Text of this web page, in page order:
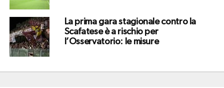
La prima gara stagionale contro la
Scafatese è a rischio per
l’Osservatorio: le misure